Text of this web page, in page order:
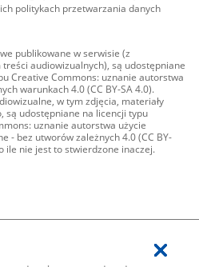
politykach przetwarzania danych
publikowane w serwisie (z
treści audiowizualnych), są udostępniane
Creative Commons: uznanie autorstwa
warunkach 4.0 (CC BY-SA 4.0).
w tym zdjęcia, materiały
są udostępniane na licencji typu
uznanie autorstwa użycie
- bez utworów zależnych 4.0 (CC BY-
ile nie jest to stwierdzone inaczej.